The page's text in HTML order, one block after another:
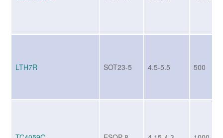
LTH7R SOT23-5 4.5-5.5 500